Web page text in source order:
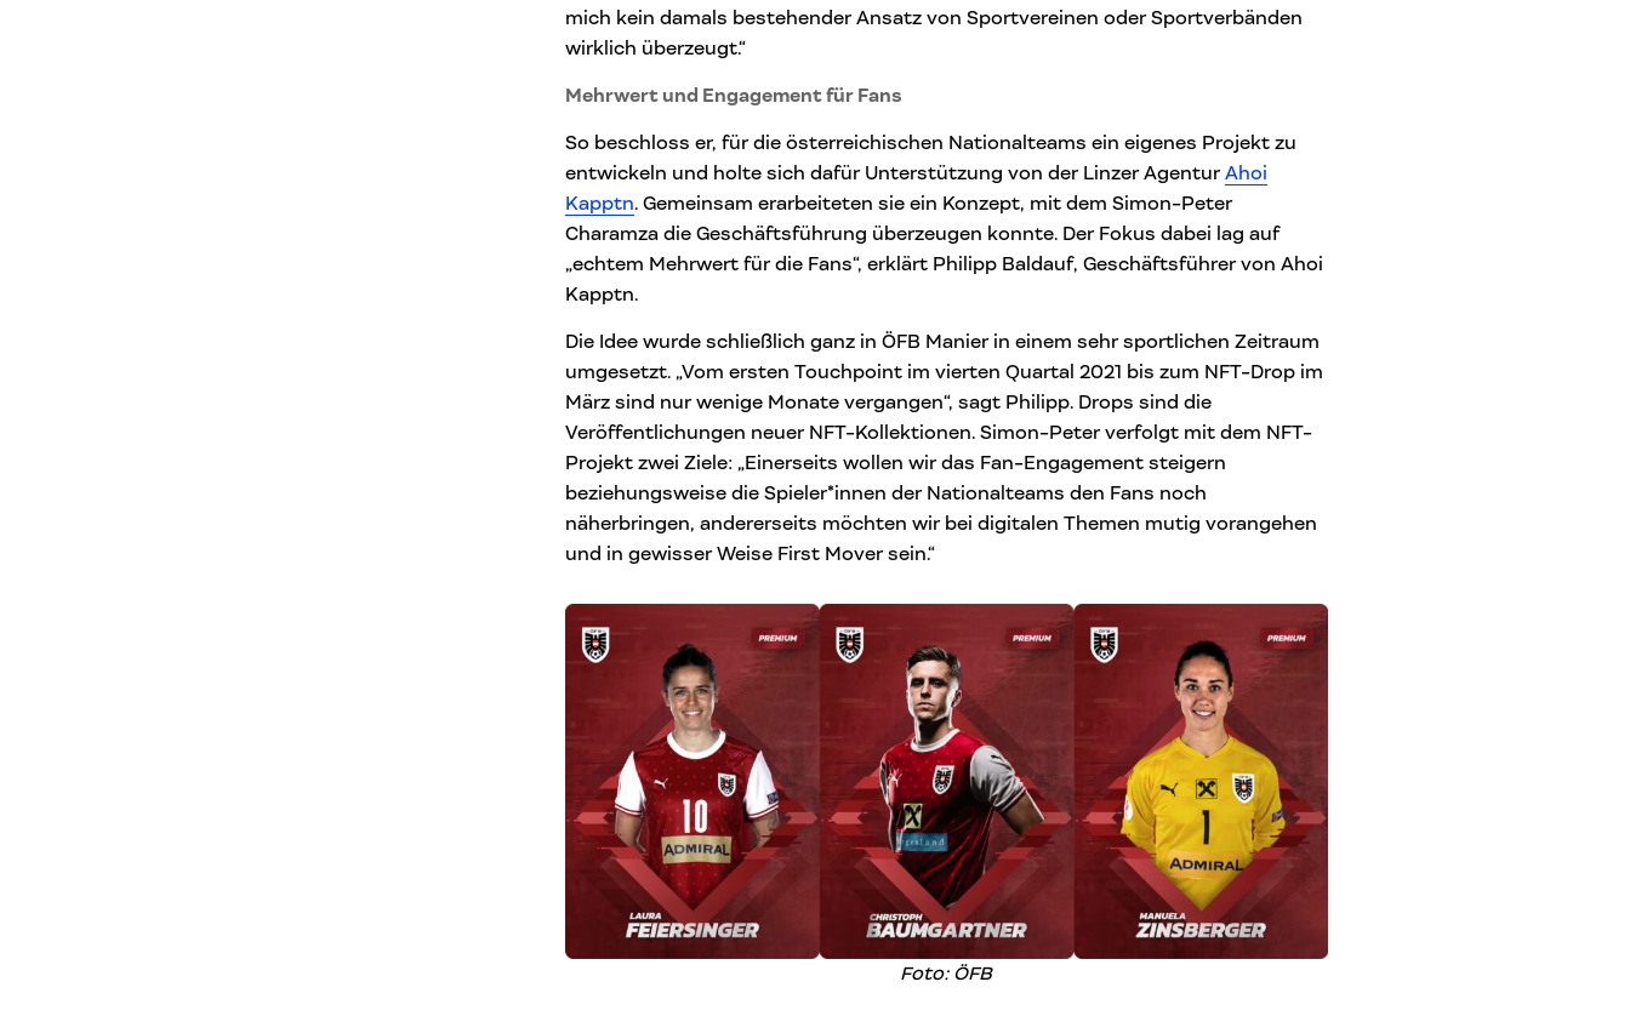
mich kein damals bestehender Ansatz von Sportvereinen oder Sportverbänden
wirklich überzeugt.“
Mehrwert und Engagement für Fans
So beschloss er, für die österreichischen Nationalteams ein eigenes Projekt zu
entwickeln und holte sich dafür Unterstützung von der Linzer AgenturAhoi
Kapptn. Gemeinsam erarbeiteten sie ein Konzept, mit dem Simon-Peter
Charamza die Geschäftsführung überzeugen konnte. Der Fokus dabei lag auf
„echtem Mehrwert für die Fans“, erklärt Philipp Baldauf, Geschäftsführer von Ahoi
Kapptn.
Die Idee wurde schließlich ganz in ÖFB Manier in einem sehr sportlichen Zeitraum
umgesetzt. „Vom ersten Touchpoint im vierten Quartal 2021 bis zum NFT-Drop im
März sind nur wenige Monate vergangen“, sagt Philipp. Drops sind die
Veröffentlichungen neuer NFT-Kollektionen. Simon-Peter verfolgt mit dem NFT-
Projekt zwei Ziele: „Einerseits wollen wir das Fan-Engagement steigern
beziehungsweise die Spieler*innen der Nationalteams den Fans noch
näherbringen, andererseits möchten wir bei digitalen Themen mutig vorangehen
und in gewisser Weise First Mover sein.“
Foto: ÖFB